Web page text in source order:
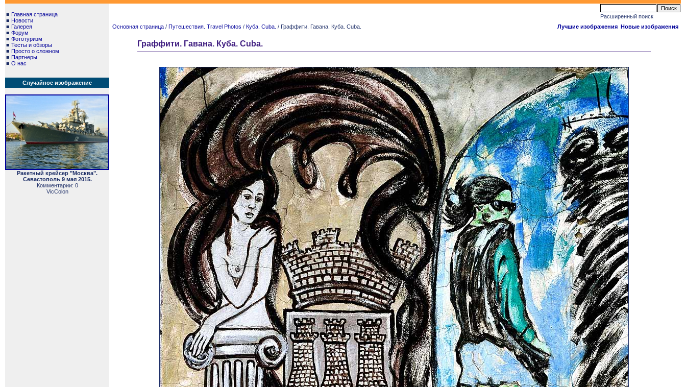
■ Главная страница
■ Новости
■ Галерея
■ Форум
■ Фототуризм
■ Тесты и обзоры
■ Просто о сложном
■ Партнеры
■ О нас
Случайное изображение
Ракетный крейсер "Москва".
Севастополь 9 мая 2015.
Комментарии: 0
VicColon
Расширенный поиск
Основная страница / Путешествия. Travel Photos / Куба. Cuba. / Граффити. Гавана. Куба. Cuba. Лучшие изображения Новые изображения
Граффити. Гавана. Куба. Cuba.